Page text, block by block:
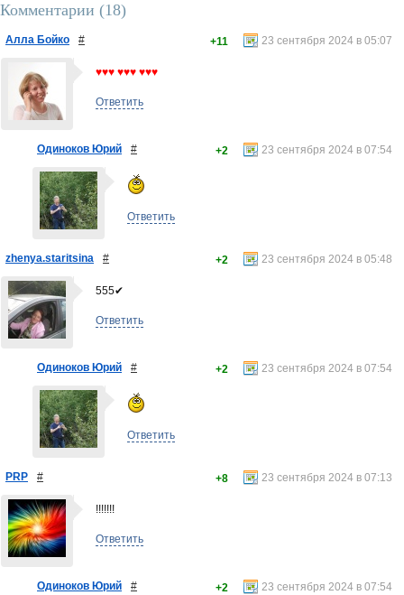
Комментарии (18)
Алла Бойко # 23 сентября 2024 в 05:07
+11
♥♥♥ ♥♥♥ ♥♥♥
Ответить
Одиноков Юрий # 23 сентября 2024 в 07:54
+2
Ответить
zhenya.staritsina # 23 сентября 2024 в 05:48
+2
555✔
Ответить
Одиноков Юрий # 23 сентября 2024 в 07:54
+2
Ответить
PRP # 23 сентября 2024 в 07:13
+8
!!!!!!!
Ответить
Одиноков Юрий # 23 сентября 2024 в 07:54
+2